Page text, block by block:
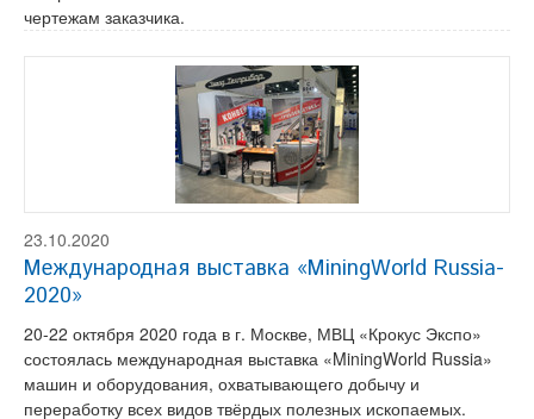
чертежам заказчика.
23.10.2020
Международная выставка «MiningWorld Russia-
2020»
20-22 октября 2020 года в г. Москве, МВЦ «Крокус Экспо»
состоялась международная выставка «MiningWorld Russia»
машин и оборудования, охватывающего добычу и
переработку всех видов твёрдых полезных ископаемых.